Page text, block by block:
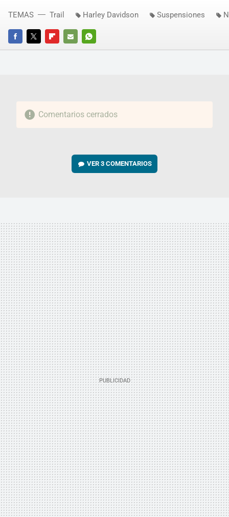
FACEBOOKTWITTERFLIPBOARD
E-
WHATSAPP
TEMAS Trail Harley Davidson Suspensiones
Comentarios cerrados
VER3 COMENTARIOS